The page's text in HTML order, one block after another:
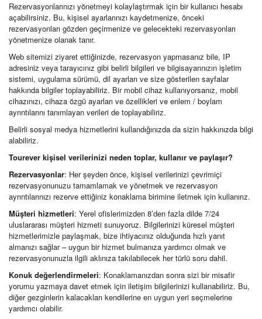
Rezervasyonlarınızı yönetmeyi kolaylaştırmak için bir kullanıcı hesabı
açabilirsiniz. Bu, kişisel ayarlarınızı kaydetmenize, önceki
rezervasyonları gözden geçirmenize ve gelecekteki rezervasyonları
yönetmenize olanak tanır.
Web sitemizi ziyaret ettiğinizde, rezervasyon yapmasanız bile, IP
adresiniz veya tarayıcınız gibi belirli bilgileri ve bilgisayarınızın işletim
sistemi, uygulama sürümü, dil ayarları ve size gösterilen sayfalar
hakkında bilgiler toplayabiliriz. Bir mobil cihaz kullanıyorsanız, mobil
cihazınızı, cihaza özgü ayarları ve özellikleri ve enlem / boylam
ayrıntılarını tanımlayan verileri de toplayabiliriz.
Belirli sosyal medya hizmetlerini kullandığınızda da sizin hakkınızda bilgi
alabiliriz.
Tourever kişisel verilerinizi neden toplar, kullanır ve paylaşır?
Rezervasyonlar: Her şeyden önce, kişisel verilerinizi çevrimiçi
rezervasyonunuzu tamamlamak ve yönetmek ve rezervasyon
ayrıntılarınızı rezerve ettiğiniz konaklama birimine iletmek için kullanırız.
Müşteri hizmetleri: Yerel ofislerimizden 8’den fazla dilde 7/24
uluslararası müşteri hizmeti sunuyoruz. Bilgilerinizi küresel müşteri
hizmetlerimizle paylaşmak, bize ihtiyacınız olduğunda hızlı yanıt
almanızı sağlar – uygun bir hizmet bulmanıza yardımcı olmak ve
rezervasyonunuzla ilgili aklınıza takılabilecek her türlü soru dahil.
Konuk değerlendirmeleri: Konaklamanızdan sonra sizi bir misafir
yorumu yazmaya davet etmek için iletişim bilgilerinizi kullanabiliriz. Bu,
diğer gezginlerin kalacakları kendilerine en uygun yeri seçmelerine
yardımcı olabilir.